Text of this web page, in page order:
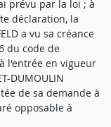
prévu par la loi ; à
déclaration, la
a vu sa créance
du code de
l'entrée en vigueur
DUMOULIN
de sa demande à
opposable à